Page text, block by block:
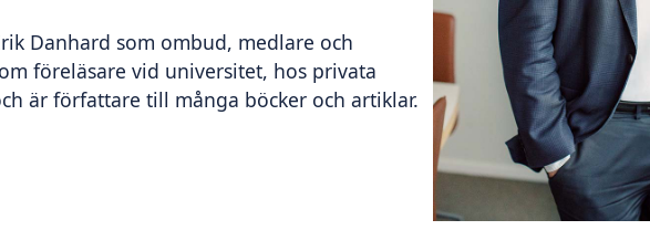
Danhard som ombud, medlare och
föreläsare vid universitet, hos privata
är författare till många böcker och artiklar.